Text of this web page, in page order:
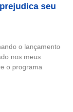
seu
o lançamento
nos meus
o programa